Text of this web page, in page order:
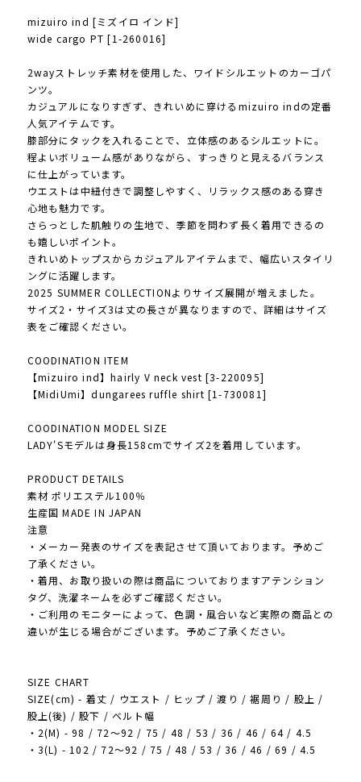
mizuiro ind [ミズイロ インド]
wide cargo PT [1-260016]
2wayストレッチ素材を使用した、ワイドシルエットのカーゴパ
ンツ。
カジュアルになりすぎず、きれいめに穿けるmizuiro indの定番
人気アイテムです。
膝部分にタックを入れることで、立体感のあるシルエットに。
程よいボリューム感がありながら、すっきりと見えるバランス
に仕上がっています。
ウエストは中紐付きで調整しやすく、リラックス感のある穿き
心地も魅力です。
さらっとした肌触りの生地で、季節を問わず長く着用できるの
も嬉しいポイント。
きれいめトップスからカジュアルアイテムまで、幅広いスタイリ
ングに活躍します。
2025 SUMMER COLLECTIONよりサイズ展開が増えました。
サイズ2・サイズ3は丈の長さが異なりますので、詳細はサイズ
表をご確認ください。
COODINATION ITEM
【mizuiro ind】hairly V neck vest [3-220095]
【MidiUmi】dungarees ruffle shirt [1-730081]
COODINATION MODEL SIZE
LADY'Sモデルは身長158cmでサイズ2を着用しています。
PRODUCT DETAILS
素材 ポリエステル100％
生産国 MADE IN JAPAN
注意
・メーカー発表のサイズを表記させて頂いております。予めご
了承ください。
・着用、お取り扱いの際は商品についておりますアテンション
タグ、洗濯ネームを必ずご確認ください。
・ご利用のモニターによって、色調・風合いなど実際の商品との
違いが生じる場合がございます。予めご了承ください。
SIZE CHART
SIZE(cm) - 着丈 / ウエスト / ヒップ / 渡り / 裾周り / 股上 /
股上(後) / 股下 / ベルト幅
・2(M) - 98 / 72～92 / 75 / 48 / 53 / 36 / 46 / 64 / 4.5
・3(L) - 102 / 72～92 / 75 / 48 / 53 / 36 / 46 / 69 / 4.5